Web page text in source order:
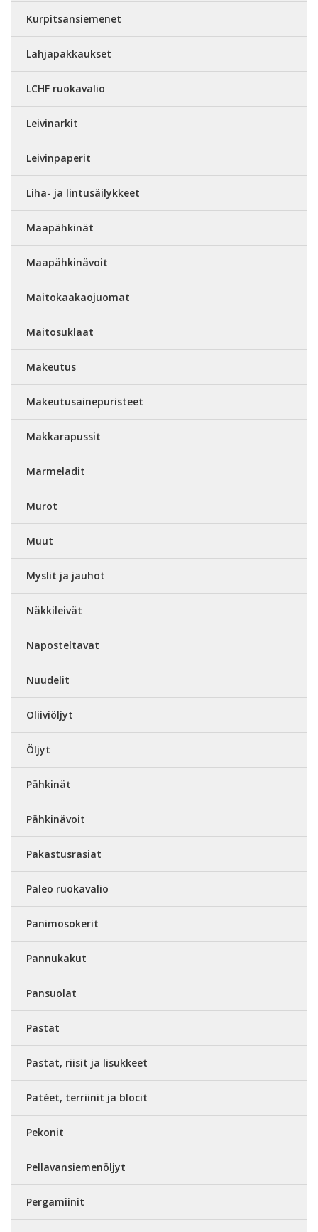
Kurpitsansiemenet
Lahjapakkaukset
LCHF ruokavalio
Leivinarkit
Leivinpaperit
Liha- ja lintusäilykkeet
Maapähkinät
Maapähkinävoit
Maitokaakaojuomat
Maitosuklaat
Makeutus
Makeutusainepuristeet
Makkarapussit
Marmeladit
Murot
Muut
Myslit ja jauhot
Näkkileivät
Naposteltavat
Nuudelit
Oliiviöljyt
Öljyt
Pähkinät
Pähkinävoit
Pakastusrasiat
Paleo ruokavalio
Panimosokerit
Pannukakut
Pansuolat
Pastat
Pastat, riisit ja lisukkeet
Patéet, terriinit ja blocit
Pekonit
Pellavansiemenöljyt
Pergamiinit